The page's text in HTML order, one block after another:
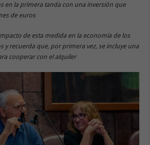
en la primera tanda con una inversión que
de euros
de esta medida en la economía de los
y recuerda que, por primera vez, se incluye una
cooperar con el alquiler